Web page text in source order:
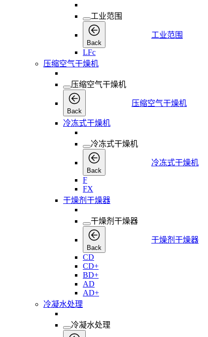
工业范围
Back
工业范围
LFc
压缩空气干燥机
压缩空气干燥机
Back
压缩空气干燥机
冷冻式干燥机
冷冻式干燥机
Back
冷冻式干燥机
F
FX
干燥剂干燥器
干燥剂干燥器
Back
干燥剂干燥器
CD
CD+
BD+
AD
AD+
冷凝水处理
冷凝水处理